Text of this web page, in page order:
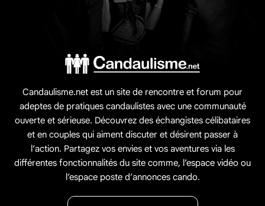
Candaulisme.net est un site de rencontre et forum pour
adeptes de pratiques candaulistes avec une communauté
ouverte et sérieuse. Découvrez des échangistes célibataires
et en couples qui aiment discuter et désirent passer à
l’action. Partagez vos envies et vos aventures via les
différentes fonctionnalités du site comme, l’espace vidéo ou
l’espace poste d’annonces cando.